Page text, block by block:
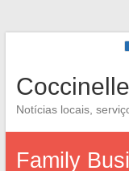
Notícias locais,
Family